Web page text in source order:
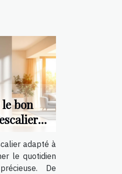
bon
?
adapté à
le quotidien
De